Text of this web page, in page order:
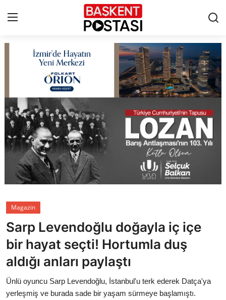
Çerez Politikası
Künye
Ankara
TBMM
Cumhurbaşkanlığı
Bakanlıklar
Siyasi Partiler
Mülki İdare
Magazin
Sarp Levendoğlu doğayla iç içe
bir hayat seçti! Hortumla duş
aldığı anları paylaştı
Ünlü oyuncu Sarp Levendoğlu, İstanbul'u terk ederek Datça'ya
yerleşmiş ve burada sade bir yaşam sürmeye başlamıştı.